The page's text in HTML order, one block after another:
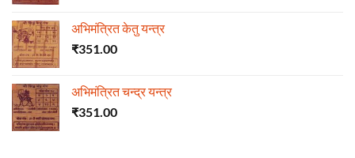
अभिमंत्रित केतु यन्त्र
₹351.00
अभिमंत्रित चन्द्र यन्त्र
₹351.00